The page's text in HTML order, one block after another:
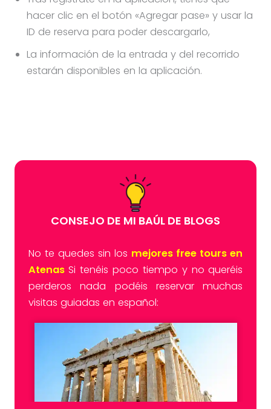
hacer clic en el botón «Agregar pase» y usar la
ID de reserva para poder descargarlo,
La información de la entrada y del recorrido
estarán disponibles en la aplicación.
CONSEJO DE MI BAÚL DE BLOGS
No te quedes sin los mejores free tours en
AtenasSi tenéis poco tiempo y no queréis
perderos nada podéis reservar muchas
visitas guiadas en español: